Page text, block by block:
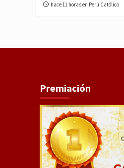
hace 11 horas en Perú Católico
Premiación